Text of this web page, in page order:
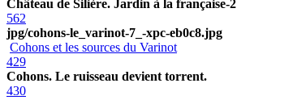
Château de Silière. Jardin à la française-2
562
jpg/cohons-le_varinot-7_-xpc-eb0c8.jpg
Cohons et les sources du Varinot
429
Cohons. Le ruisseau devient torrent.
430